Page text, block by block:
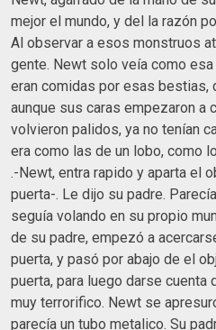
mejor el mundo, y del la razón
Al observar a esos monstruos
gente. Newt solo veía como
eran comidas por esas bestias,
aunque sus caras empezaron a
volvieron palidos, ya no tenían
era como las de un lobo, como
.-Newt, entra rapido y aparta el
puerta-. Le dijo su padre.
seguía volando en su propio
de su padre, empezó a
puerta, y pasó por abajo de el
puerta, para luego darse cuenta
muy terrorifico. Newt se
parecía un tubo metalico. Su